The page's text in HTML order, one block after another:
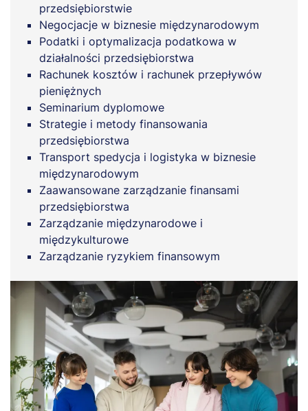
przedsiębiorstwie
Negocjacje w biznesie międzynarodowym
Podatki i optymalizacja podatkowa w
działalności przedsiębiorstwa
Rachunek kosztów i rachunek przepływów
pieniężnych
Seminarium dyplomowe
Strategie i metody finansowania
przedsiębiorstwa
Transport spedycja i logistyka w biznesie
międzynarodowym
Zaawansowane zarządzanie finansami
przedsiębiorstwa
Zarządzanie międzynarodowe i
międzykulturowe
Zarządzanie ryzykiem finansowym